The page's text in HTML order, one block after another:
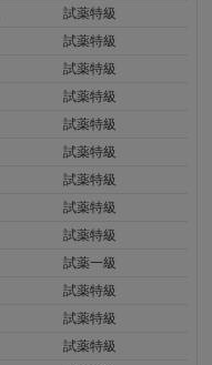
試薬特級
試薬特級
試薬特級
試薬特級
試薬特級
試薬特級
試薬特級
試薬特級
試薬特級
試薬一級
試薬特級
試薬特級
試薬特級